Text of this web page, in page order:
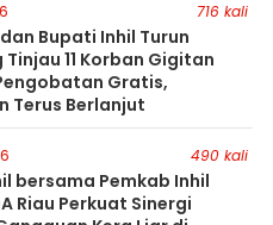
716 kali
Bupati Inhil Turun
Tinjau 11 Korban Gigitan
Gratis,
Terus Berlanjut
490 kali
bersama Pemkab Inhil
Riau Perkuat Sinergi